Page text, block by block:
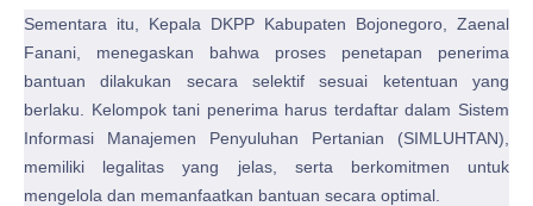
Sementara itu, Kepala DKPP Kabupaten Bojonegoro, Zaenal
Fanani, menegaskan bahwa proses penetapan penerima
bantuan dilakukan secara selektif sesuai ketentuan yang
berlaku. Kelompok tani penerima harus terdaftar dalam Sistem
Informasi Manajemen Penyuluhan Pertanian (SIMLUHTAN),
memiliki legalitas yang jelas, serta berkomitmen untuk
mengelola dan memanfaatkan bantuan secara optimal.